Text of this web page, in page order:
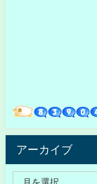
アーカイブ